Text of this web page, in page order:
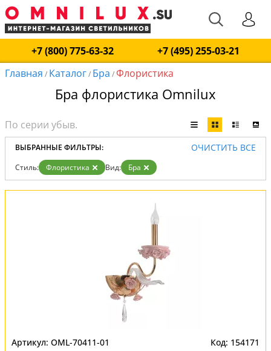
+7 (800) 775-63-32
+7 (495) 255-03-21
Главная / Каталог/ Бра /Флористика
Бра флористика Omnilux
ВЫБРАННЫЕ ФИЛЬТРЫ: ОЧИСТИТЬ ВСЕ
Стиль: Флористика Вид: Бра
OML-70411-01 154171